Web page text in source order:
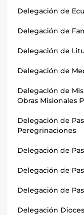
Delegación de
Delegación de
Delegación de
Delegación de
Delegación de
Obras Misionales
Delegación de
Peregrinaciones
Delegación de
Delegación de
Delegación de
Delegación